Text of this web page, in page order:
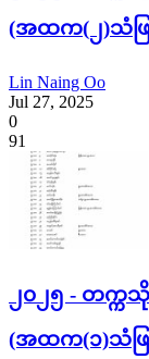
(အထက(၂)သံဖ
Lin Naing Oo
Jul 27, 2025
0
91
၂၀၂၅ - တက္က
(အထက(၁)သံဖ